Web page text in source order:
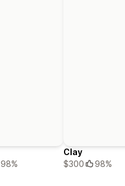
98%
Clay
$300
98%